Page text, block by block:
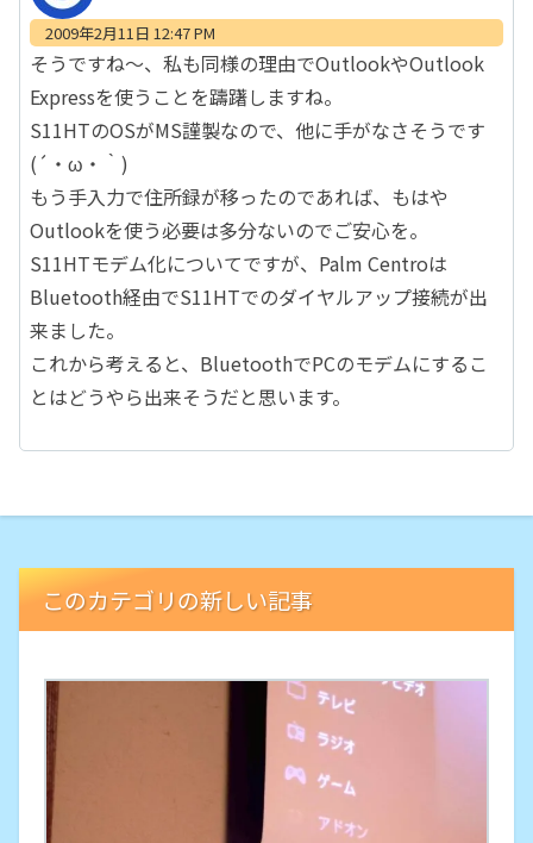
2009年2月11日 12:47 PM
そうですね～、私も同様の理由でOutlookやOutlook
Expressを使うことを躊躇しますね。
S11HTのOSがMS謹製なので、他に手がなさそうです
(´・ω・｀)
もう手入力で住所録が移ったのであれば、もはや
Outlookを使う必要は多分ないのでご安心を。
S11HTモデム化についてですが、Palm Centroは
Bluetooth経由でS11HTでのダイヤルアップ接続が出
来ました。
これから考えると、BluetoothでPCのモデムにするこ
とはどうやら出来そうだと思います。
このカテゴリの新しい記事